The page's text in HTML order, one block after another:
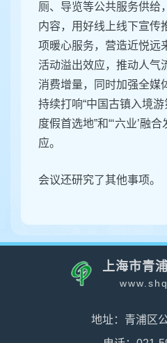
厕、导览等公共服务供给
内容，用好线上线下宣传
项暖心服务，营造近悦远
活动溢出效应，推动人气
消费增量，同时加强全媒
持续打响“中国古镇入境游
度假首选地”和“‘六业’融
应。
会议还研究了其他事项。
上海市青
地址：青浦区